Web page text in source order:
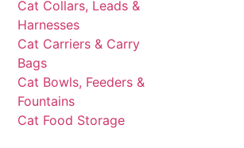
Cat Collars, Leads &
Harnesses
Cat Carriers & Carry
Bags
Cat Bowls, Feeders &
Fountains
Cat Food Storage